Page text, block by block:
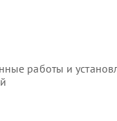
работы и